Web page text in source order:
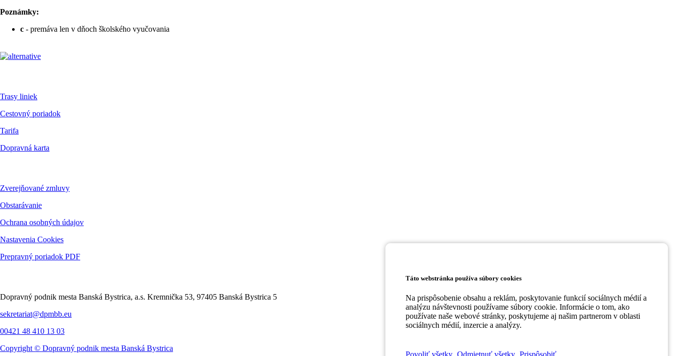
Poznámky:
c - premáva len v dňoch školského vyučovania
Trasy liniek
Cestovný poriadok
Tarifa
Dopravná karta
Zverejňované zmluvy
Obstarávanie
Ochrana osobných údajov
Nastavenia Cookies
Prepravný poriadok PDF
Dopravný podnik mesta Banská Bystrica, a.s. Kremnička 53, 97405 Banská Bystrica 5
sekretariat@dpmbb.eu
00421 48 410 13 03
Copyright © Dopravný podnik mesta Banská Bystrica
Táto webstránka používa súbory cookies
Na prispôsobenie obsahu a reklám, poskytovanie funkcií sociálnych médií a
analýzu návštevnosti používame súbory cookie. Informácie o tom, ako
používate naše webové stránky, poskytujeme aj našim partnerom v oblasti
sociálnych médií, inzercie a analýzy.
Povoliť všetky Odmietnuť všetky Prispôsobiť